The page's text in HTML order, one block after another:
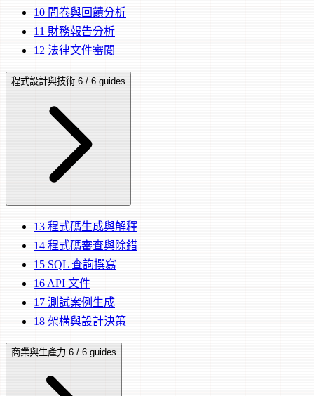
10 問卷與回饋分析
11 財務報告分析
12 法律文件審閱
程式設計與技術 6 / 6 guides
13 程式碼生成與解釋
14 程式碼審查與除錯
15 SQL 查詢撰寫
16 API 文件
17 測試案例生成
18 架構與設計決策
商業與生產力 6 / 6 guides